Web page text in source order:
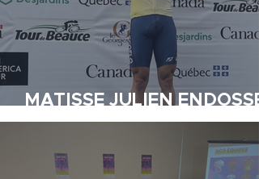
MATISSE JULIEN ENDOSSE
LE MAILLOT JAUNE